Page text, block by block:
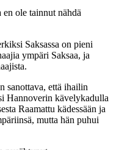
ole tainnut nähdä
Saksassa on pieni
ympäri Saksaa, ja
sanottava, että ihailin
Hannoverin kävelykadulla
Raamattu kädessään ja
mutta hän puhui